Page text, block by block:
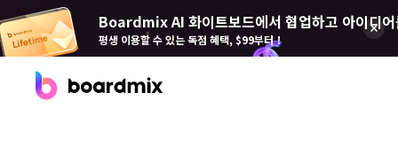
Boardmix AI 화이트보드에서 협업하고 아이디
평생 이용할 수 있는 독점 혜택, $99부터！